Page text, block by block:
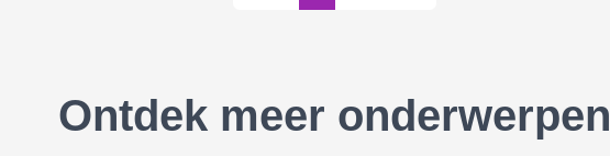
Ontdek meer onderwerpen